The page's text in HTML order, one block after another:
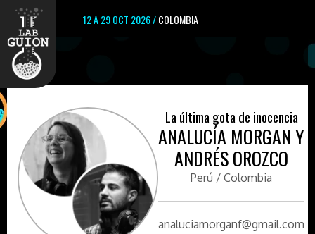
12 A 29 OCT 2026 /COLOMBIA
La última gota de inocencia
ANALUCÍA MORGAN Y
ANDRÉS OROZCO
Perú / Colombia
analuciamorganf@gmail.com